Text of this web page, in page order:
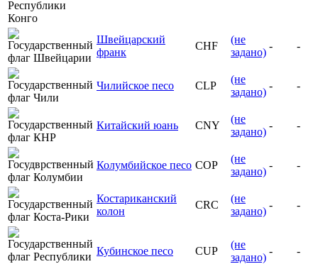
Швейцарский
франк
CHF
(не
задано)
- -
Чилийское песо CLP
(не
задано)
- -
Китайский юань CNY
(не
задано)
- -
Колумбийское песо COP
(не
задано)
- -
Костариканский
колон
CRC
(не
задано)
- -
Кубинское песо CUP
(не
задано)
- -